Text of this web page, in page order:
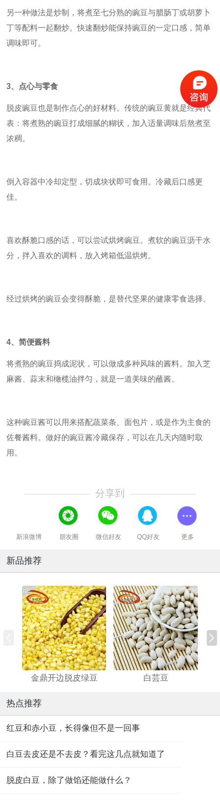
另一种做法是炒制，将煮至七分熟的豌豆与腊肠丁或胡萝卜
丁等配料一起翻炒。快速翻炒能保持豌豆的一定口感，简单
调味即可。
3、点心与零食
脱皮豌豆也是制作点心的好材料。传统的豌豆黄就是经典代
表：将煮熟的豌豆打成细腻的糊状，加入适量调味后熬煮至
浓稠。
倒入容器中冷却定型，切成块状即可食用。冷藏后口感更
佳。
喜欢酥脆口感的话，可以尝试烘烤豌豆。煮软的豌豆沥干水
分，拌入喜欢的调料，放入烤箱低温烘烤。
经过烘烤的豌豆会变得酥脆，是替代坚果的健康零食选择。
4、简便酱料
将煮熟的豌豆捣成泥状，可以做成多种风味的酱料。加入芝
麻酱、蒜末和橄榄油拌匀，就是一道美味的蘸酱。
这种豌豆酱可以用来搭配蔬菜条、面包片，或是作为主食的
佐餐酱料。做好的豌豆酱冷藏保存，可以在几天内随时取
用。
分享到
新浪微博 朋友圈 微信好友 QQ好友 更多
新品推荐
金鼎开边脱皮绿豆 白芸豆
热点推荐
红豆和赤小豆，长得像但不是一回事
白豆去皮还是不去皮？看完这几点就知道了
脱皮白豆，除了做馅还能做什么？